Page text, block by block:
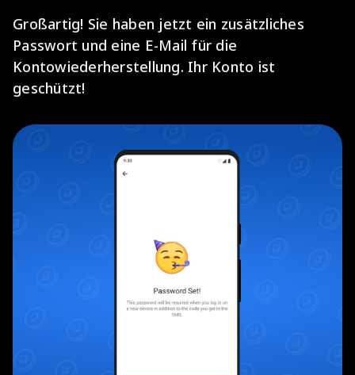
Großartig! Sie haben jetzt ein zusätzliches
Passwort und eine E-Mail für die
Kontowiederherstellung. Ihr Konto ist
geschützt!